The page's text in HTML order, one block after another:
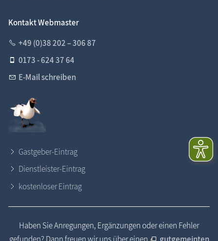
Kontakt Webmaster
+49 (0)38 202 – 306 87
0173 - 624 37 64
E-Mail schreiben
Gastgeber-Eintrag
Dienstleister-Eintrag
kostenloser Eintrag
Haben Sie Anregungen, Ergänzungen oder einen Fehler